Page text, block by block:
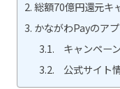
総額70億円還元キ
かながわPayのア
キャンペー
公式サイト